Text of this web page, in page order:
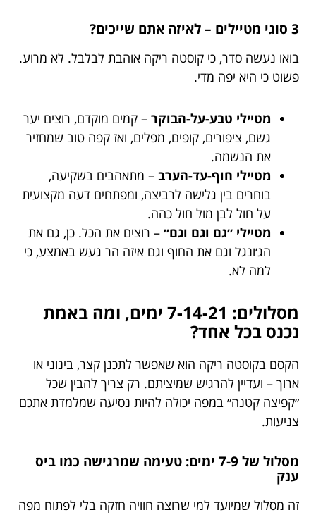
3 סוגי מטיילים – לאיזה אתם שייכים?
בואו נעשה סדר, כי קוסטה ריקה אוהבת לבלבל. לא מרוע.
פשוט כי היא יפה מדי.
מטיילי טבע-על-הבוקר – קמים מוקדם, רוצים יער
גשם, ציפורים, קופים, מפלים, ואז קפה טוב שמחזיר
את הנשמה.
מטיילי חוף-עד-הערב – מתאהבים בשקיעה,
בוחרים בין גלישה לרביצה, ומפתחים דעה מקצועית
על חול לבן מול חול כהה.
מטיילי ״גם וגם וגם״ – רוצים את הכל. כן, גם את
הג׳ונגל וגם את החוף וגם איזה הר געש באמצע, כי
למה לא.
מסלולים: 7-14-21 ימים, ומה באמת
נכנס בכל אחד?
הקסם בקוסטה ריקה הוא שאפשר לתכנן קצר, בינוני או
ארוך – ועדיין להרגיש שמיציתם. רק צריך להבין שכל
״קפיצה קטנה״ במפה יכולה להיות נסיעה שמלמדת אתכם
צניעות.
מסלול של 7-9 ימים: טעימה שמרגישה כמו ביס
ענק
זה מסלול שמיועד למי שרוצה חוויה חזקה בלי לפתוח מפה